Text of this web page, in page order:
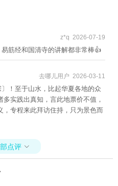
景区+桃江十三
夫人+蛇蟠岛
景区+牛头山风
冰雪世界+349
乐园+吉捕岙沙滩
台龙穿峡漂流
戏儿童乐园+台
化园+台州湾野
居欢乐谷南溪漂
航空飞行营地
z*q 2026-07-19
筋经和国清寺的讲解都非常棒👍
去哪儿用户 2026-03-11
！至于山水，比起华夏各地的众
实践出真知，言此地票价不值，
，专程来此拜访住持，只为景色而
点评 